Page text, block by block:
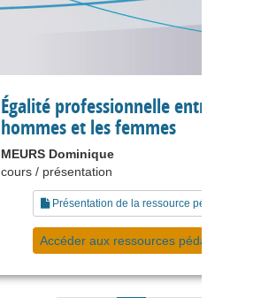
Égalité professionnelle entre les
hommes et les femmes
MEURS Dominique
cours / présentation
Présentation de la ressource pédagogique
Accéder aux ressources pédagogiques